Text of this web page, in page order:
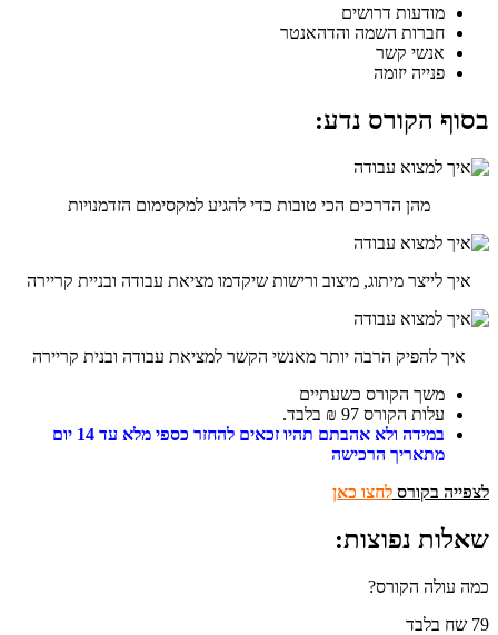
מודעות דרושים
חברות השמה והדהאנטר
אנשי קשר
פנייה יזומה
בסוף הקורס נדע:
מהן הדרכים הכי טובות כדי להגיע למקסימום הזדמנויות
איך לייצר מיתוג, מיצוב ורישות שיקדמו מציאת עבודה ובניית קריירה
איך להפיק הרבה יותר מאנשי הקשר למציאת עבודה ובנית קריירה
משך הקורס כשעתיים
עלות הקורס 97 ₪ בלבד.
במידה ולא אהבתם תהיו זכאים להחזר כספי מלא עד 14 יום
מתאריך הרכישה
לצפייה בקורס לחצו כאן
שאלות נפוצות:
כמה עולה הקורס?
79 שח בלבד